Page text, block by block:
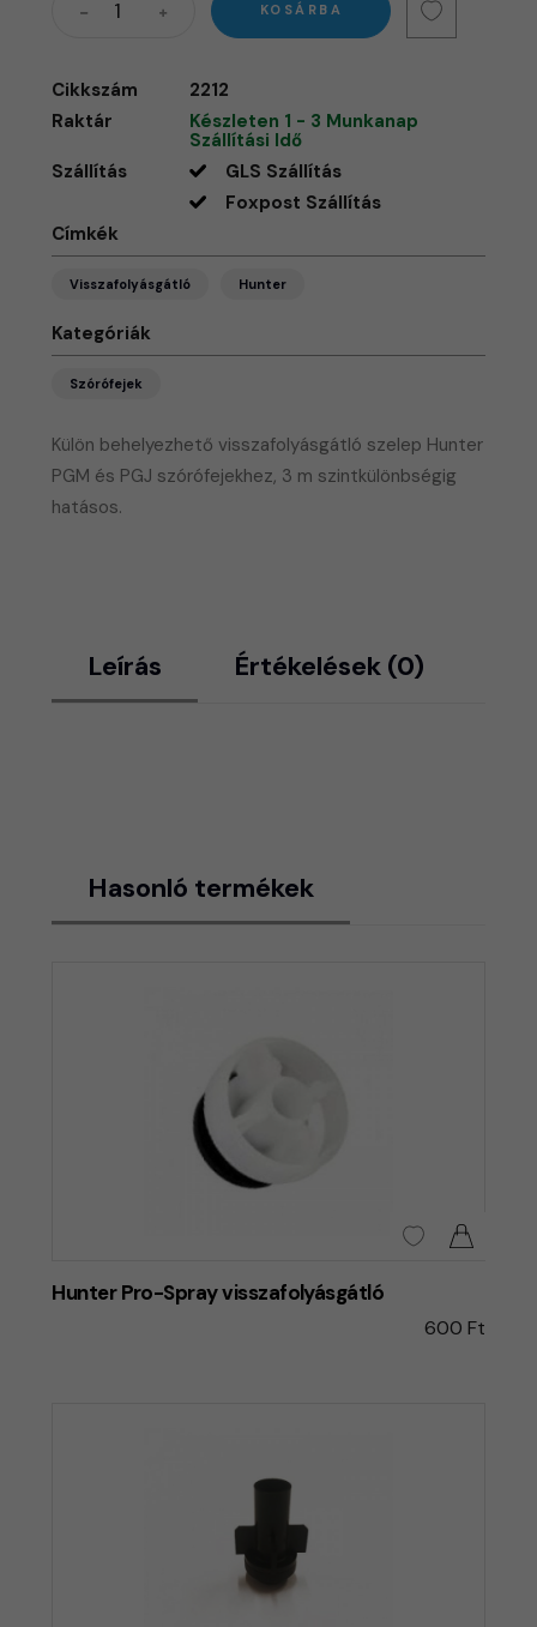
Külön behelyezhető visszafolyásgátló szelep Hunter
PGM és PGJ szórófejekhez, 3 m szintkülönbségig
hatásos.
KOSÁRBA
Cikkszám
2212
Raktár
Készleten 1 - 3 Munkanap
Szállítási Idő
Szállítás
GLS Szállítás
Foxpost Szállítás
Címkék
Visszafolyásgátló Hunter
Kategóriák
Szórófejek
Leírás Értékelések (0)
Hasonló termékek
Hunter Pro-Spray visszafolyásgátló
600 Ft